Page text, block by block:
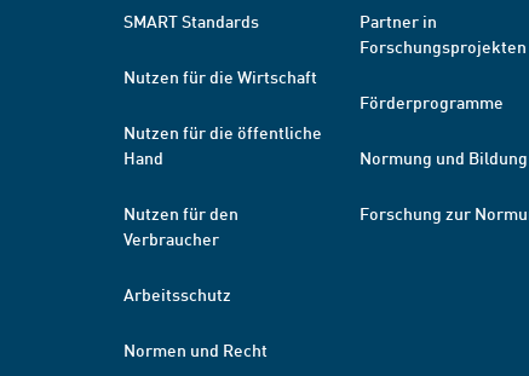
SMART Standards
Nutzen für die Wirtschaft
Nutzen für die öffentliche
Hand
Nutzen für den
Verbraucher
Arbeitsschutz
Normen und Recht
Partner in
Forschungsprojekten
Förderprogramme
Normung und Bildung
Forschung zur